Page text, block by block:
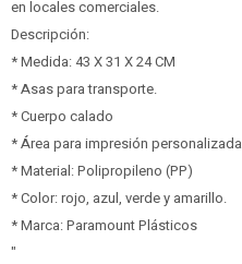
en locales comerciales.
Descripción:
* Medida: 43 X 31 X 24 CM
* Asas para transporte.
* Cuerpo calado
* Área para impresión personalizada
* Material: Polipropileno (PP)
* Color: rojo, azul, verde y amarillo.
* Marca: Paramount Plásticos
"